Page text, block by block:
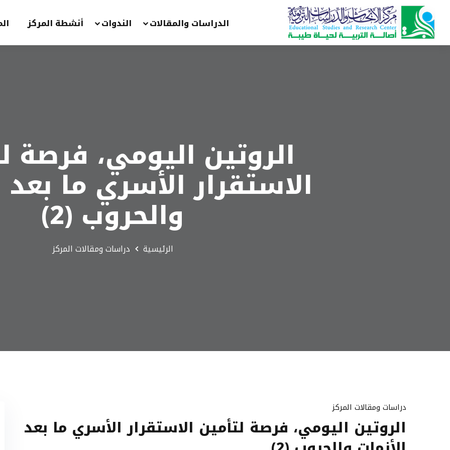
الدراسات والمقالات الندوات أنشطة المركز
الروتين اليومي، فرصة
الاستقرار الأسري ما بعد
والحروب (2)
الرئيسية دراسات ومقالات المركز
دراسات ومقالات المركز
الروتين اليومي، فرصة لتأمين الاستقرار الأسري ما بعد